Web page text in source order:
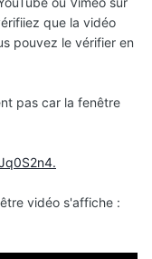
que la vidéo
pouvez le vérifier en
pas car la fenêtre
vidéo s'affiche :